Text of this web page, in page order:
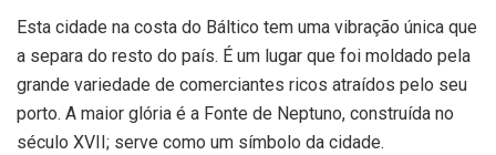
Esta cidade na costa do Báltico tem uma vibração única que
a separa do resto do país. É um lugar que foi moldado pela
grande variedade de comerciantes ricos atraídos pelo seu
porto. A maior glória é a Fonte de Neptuno, construída no
século XVII; serve como um símbolo da cidade.